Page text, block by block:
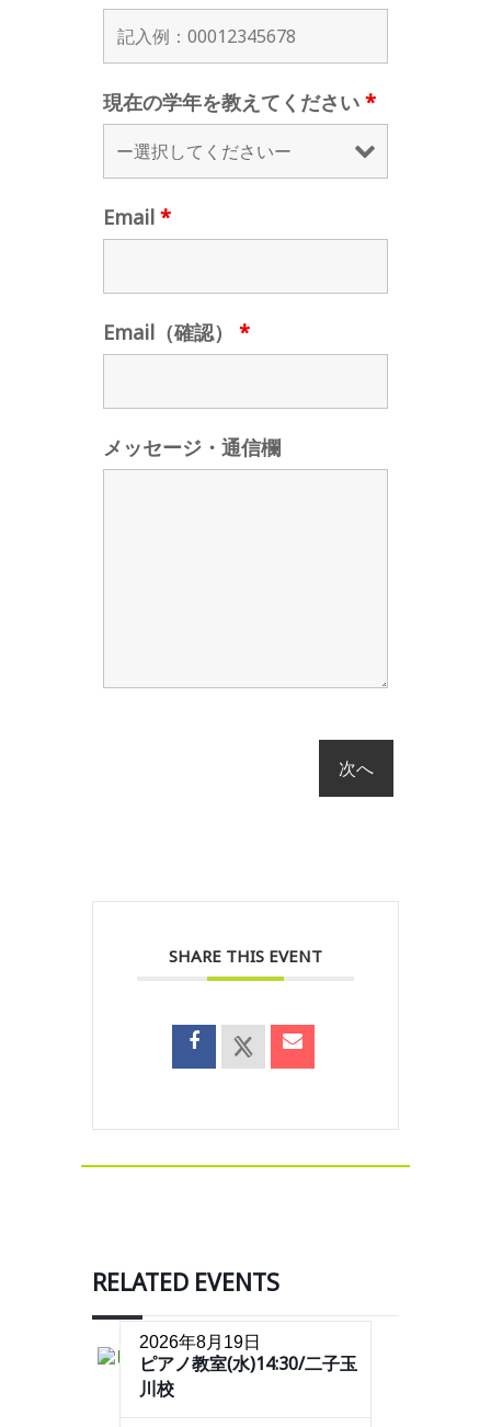
現在の学年を教えてください *
Email *
Email（確認） *
メッセージ・通信欄
SHARE THIS EVENT
RELATED EVENTS
2026年8月19日
ピアノ教室(水)14:30/二子玉
川校